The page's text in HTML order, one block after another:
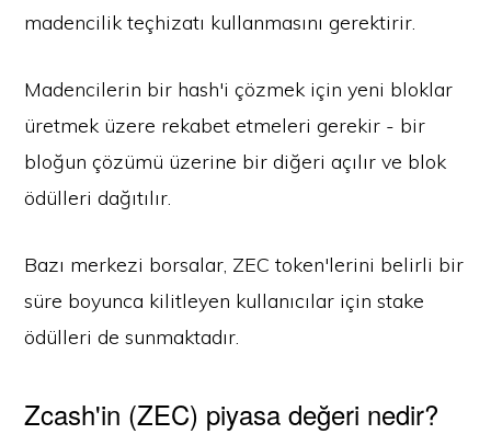
madencilik teçhizatı kullanmasını gerektirir.
Madencilerin bir hash'i çözmek için yeni bloklar
üretmek üzere rekabet etmeleri gerekir - bir
bloğun çözümü üzerine bir diğeri açılır ve blok
ödülleri dağıtılır.
Bazı merkezi borsalar, ZEC token'lerini belirli bir
süre boyunca kilitleyen kullanıcılar için stake
ödülleri de sunmaktadır.
Zcash'in (ZEC) piyasa değeri nedir?